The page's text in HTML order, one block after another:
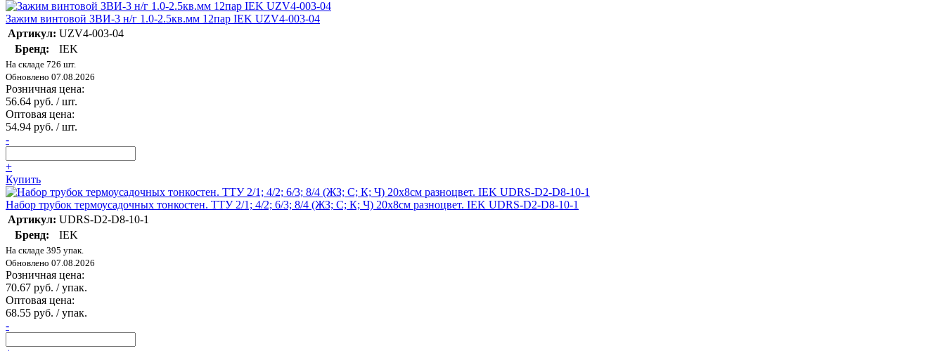
Зажим винтовой ЗВИ-3 н/г 1.0-2.5кв.мм 12пар IEK UZV4-003-04
Артикул: UZV4-003-04
Бренд:
IEK
На складе 726 шт.
Обновлено 07.08.2026
Розничная цена:
56.64 руб. / шт.
Оптовая цена:
54.94 руб. / шт.
-
+
Купить
Набор трубок термоусадочных тонкостен. ТТУ 2/1; 4/2; 6/3; 8/4 (ЖЗ; С; К; Ч) 20х8см разноцвет. IEK UDRS-D2-D8-10-1
Артикул: UDRS-D2-D8-10-1
Бренд:
IEK
На складе 395 упак.
Обновлено 07.08.2026
Розничная цена:
70.67 руб. / упак.
Оптовая цена:
68.55 руб. / упак.
-